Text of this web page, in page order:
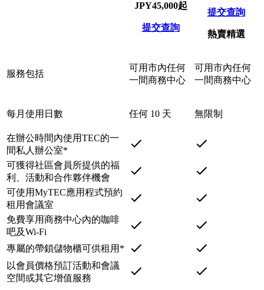
JPY45,000起
提交查詢
提交查詢
熱賣精選
服務包括
可用市內任何
一間商務中心
可用市內任何
一間商務中心
每月使用日數 任何 10 天 無限制
在辦公時間內使用TEC的一
間私人辦公室*
可獲得社區會員所提供的福
利、活動和合作夥伴機會
可使用MyTEC應用程式預約
租用會議室
免費享用商務中心內的咖啡
吧及Wi-Fi
專屬的帶鎖儲物櫃可供租用*
以會員價格預訂活動和會議
空間或其它增值服務